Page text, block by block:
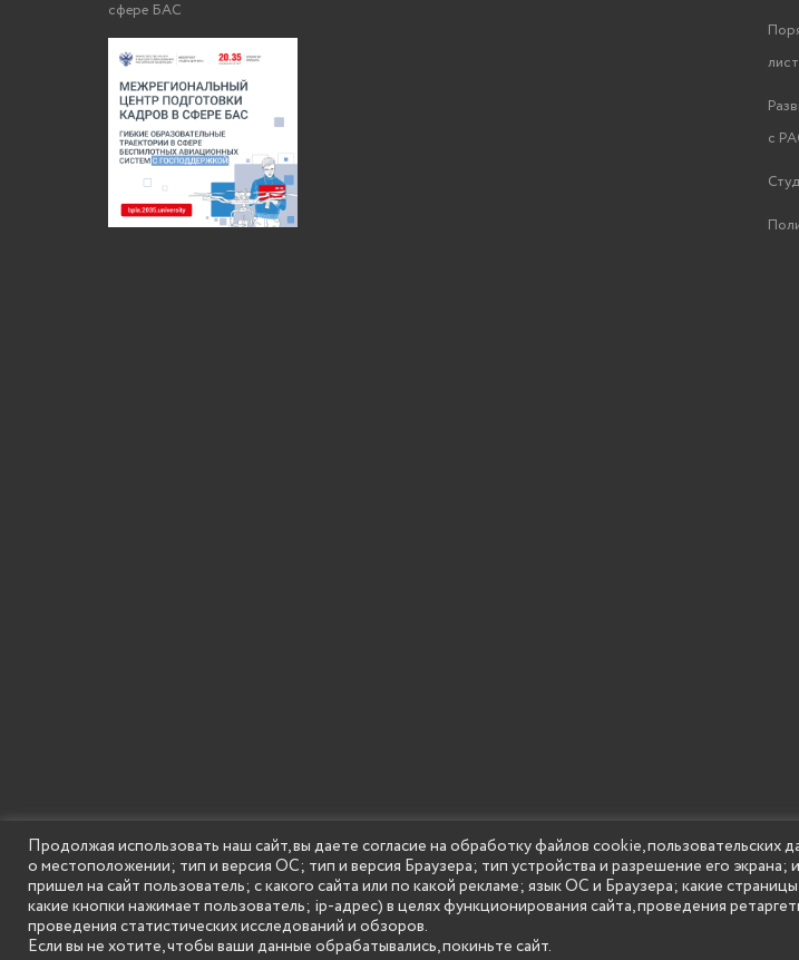
сфере БАС
с
SECONDARY
MENU
© Государственное бюджетное образовательное учреждение высшего образования
(Княгининский
Продолжая использовать наш сайт, вы даете согласие на обработку файлов cookie, пользовательских
о местоположении; тип и версия ОС; тип и версия Браузера; тип устройства и разрешение его экрана;
пришел на сайт пользователь; с какого сайта или по какой рекламе; язык ОС и Браузера; какие
какие кнопки нажимает пользователь; ip-адрес) в целях функционирования сайта, проведения
проведения статистических исследований и обзоров.
Если вы не хотите, чтобы ваши данные обрабатывались, покиньте сайт.